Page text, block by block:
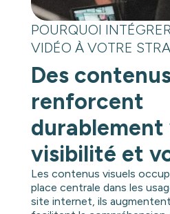
POURQUOI
VIDÉO À VOTRE
Des
renforcent
visibilité et
Les contenus visuels
place centrale dans les
site internet, ils